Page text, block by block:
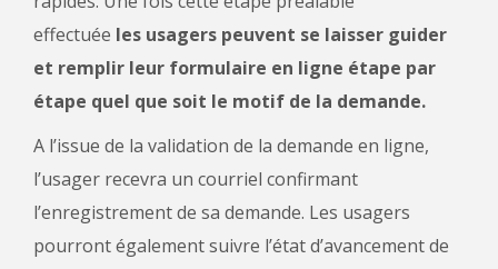
effectuée les usagers peuvent se laisser guider
et remplir leur formulaire en ligne étape par
étape quel que soit le motif de la demande.
A l’issue de la validation de la demande en ligne,
l’usager recevra un courriel confirmant
l’enregistrement de sa demande. Les usagers
pourront également suivre l’état d’avancement de